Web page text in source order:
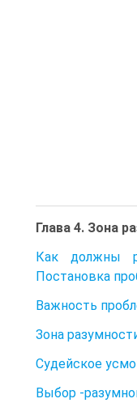
Глава 4. Зона
Как должны
Постановка
Важность
Зона
Судейское
Выбор -